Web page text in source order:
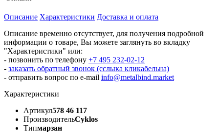
Описание Характеристики Доставка и оплата
Описание временно отсутствует, для получения подробной
информации о товаре, Вы можете заглянуть во вкладку
"Характеристики" или:
- позвонить по телефону +7 495 232-02-12
- заказать обратный звонок (сслыка кликабельна)
- отправить вопрос по e-mail info@metalbind.market
Характеристики
Артикул578 46 117
ПроизводительCyklos
Типмарзан